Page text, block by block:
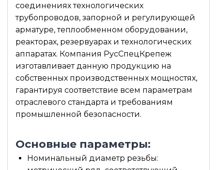
соединениях технологических
трубопроводов, запорной и регулирующей
арматуре, теплообменном оборудовании,
реакторах, резервуарах и технологических
аппаратах. Компания РусСпецКрепеж
изготавливает данную продукцию на
собственных производственных мощностях,
гарантируя соответствие всем параметрам
отраслевого стандарта и требованиям
промышленной безопасности.
Основные параметры:
Номинальный диаметр резьбы: